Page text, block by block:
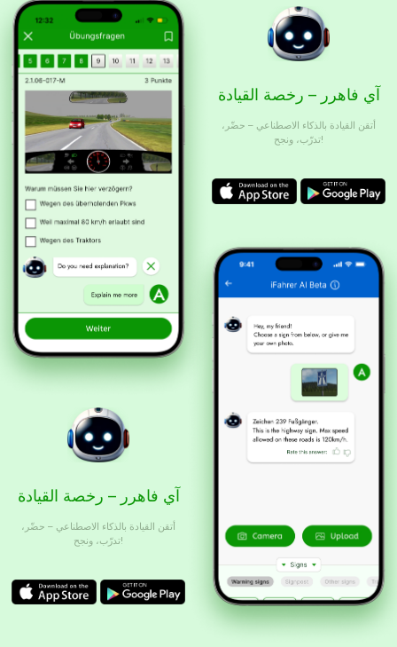
آي فاهرر – رخصة القيادة
أتقن القيادة بالذكاء الاصطناعي – حضّر،
تدرّب، ونجح!
آي فاهرر – رخصة القيادة
أتقن القيادة بالذكاء الاصطناعي – حضّر،
تدرّب، ونجح!